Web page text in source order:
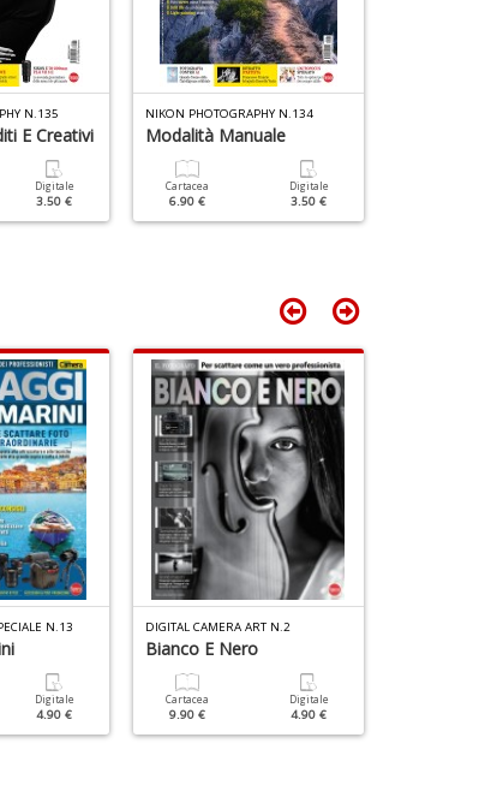
N.135
E Creativi
Digitale
3.50 €
NIKON PHOTOGRAPHY N.134
Modalità Manuale
Cartacea
6.90 €
Digitale
3.50 €
N.13
Digitale
4.90 €
DIGITAL CAMERA ART N.2
Bianco E Nero
Cartacea
9.90 €
Digitale
4.90 €